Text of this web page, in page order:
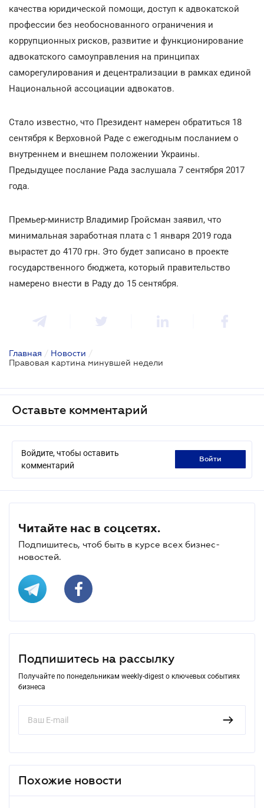
качества юридической помощи, доступ к адвокатской
профессии без необоснованного ограничения и
коррупционных рисков, развитие и функционирование
адвокатского самоуправления на принципах
саморегулирования и децентрализации в рамках единой
Национальной ассоциации адвокатов.
Стало известно, что Президент намерен обратиться 18
сентября к Верховной Раде с ежегодным посланием о
внутреннем и внешнем положении Украины.
Предыдущее послание Рада заслушала 7 сентября 2017
года.
Премьер-министр Владимир Гройсман заявил, что
минимальная заработная плата с 1 января 2019 года
вырастет до 4170 грн. Это будет записано в проекте
государственного бюджета, который правительство
намерено внести в Раду до 15 сентября.
Главная / Новости /
Правовая картина минувшей недели
Оставьте комментарий
Войдите, чтобы оставить
комментарий
войти
Читайте нас в соцсетях.
Подпишитесь, чтоб быть в курсе всех бизнес-
новостей.
Подпишитесь на рассылку
Получайте по понедельникам weekly-digest о ключевых событиях
бизнеса
Похожие новости